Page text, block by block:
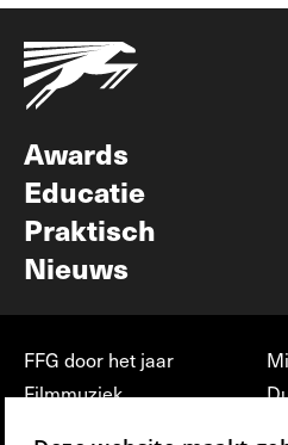
Awards
Educatie
Praktisch
Nieuws
FFG door het jaar
Filmmuziek